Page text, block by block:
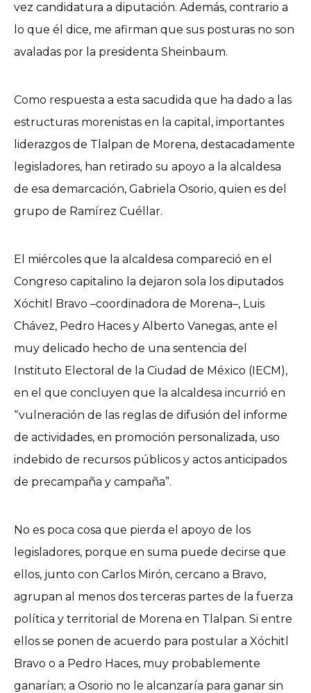
vez candidatura a diputación. Además, contrario a
lo que él dice, me afirman que sus posturas no son
avaladas por la presidenta Sheinbaum.
Como respuesta a esta sacudida que ha dado a las
estructuras morenistas en la capital, importantes
liderazgos de Tlalpan de Morena, destacadamente
legisladores, han retirado su apoyo a la alcaldesa
de esa demarcación, Gabriela Osorio, quien es del
grupo de Ramírez Cuéllar.
El miércoles que la alcaldesa compareció en el
Congreso capitalino la dejaron sola los diputados
Xóchitl Bravo –coordinadora de Morena–, Luis
Chávez, Pedro Haces y Alberto Vanegas, ante el
muy delicado hecho de una sentencia del
Instituto Electoral de la Ciudad de México (IECM),
en el que concluyen que la alcaldesa incurrió en
“vulneración de las reglas de difusión del informe
de actividades, en promoción personalizada, uso
indebido de recursos públicos y actos anticipados
de precampaña y campaña”.
No es poca cosa que pierda el apoyo de los
legisladores, porque en suma puede decirse que
ellos, junto con Carlos Mirón, cercano a Bravo,
agrupan al menos dos terceras partes de la fuerza
política y territorial de Morena en Tlalpan. Si entre
ellos se ponen de acuerdo para postular a Xóchitl
Bravo o a Pedro Haces, muy probablemente
ganarían; a Osorio no le alcanzaría para ganar sin